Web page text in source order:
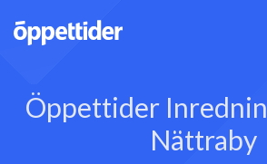
Öppettider
Nättraby